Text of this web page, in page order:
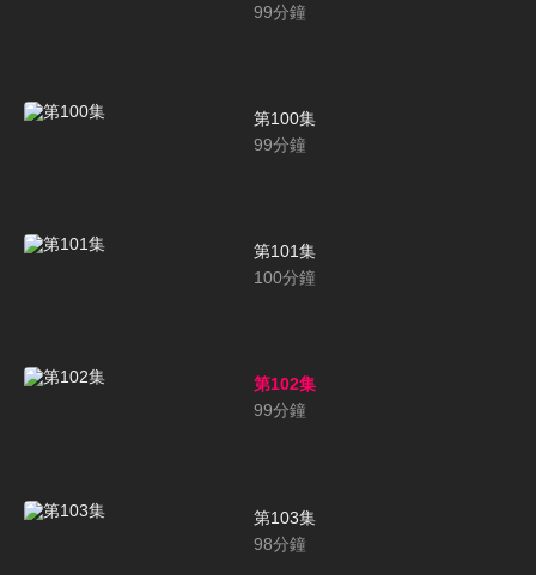
99分鐘
第100集
99分鐘
第101集
100分鐘
第102集
99分鐘
第103集
98分鐘